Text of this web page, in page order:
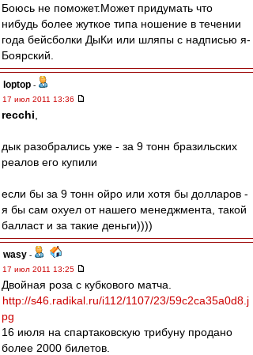
Боюсь не поможет.Может придумать что
нибудь более жуткое типа ношение в течении
года бейсболки ДыКи или шляпы с надписью я-
Боярский.
loptop -
17 июл 2011 13:36
recchi
дык разобрались уже - за 9 тонн бразильских
реалов его купили
если бы за 9 тонн ойро или хотя бы долларов -
я бы сам охуел от нашего менеджмента, такой
балласт и за такие деньги))))
wasy -
17 июл 2011 13:25
Двойная роза с кубкового матча.
http://s46.radikal.ru/i112/1107/23/59c2ca35a0d8.j
pg
16 июля на спартаковскую трибуну продано
более 2000 билетов.